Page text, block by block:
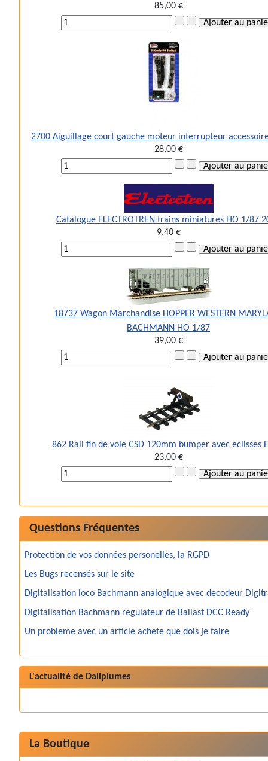
La Boutique
85,00 €
2700 Aiguillage court gauche moteur interrupteur
28,00 €
Catalogue ELECTROTREN trains miniatures HO 1/87
9,40 €
18737 Wagon Marchandise HOPPER WESTERN
BACHMANN HO 1/87
39,00 €
862 Rail fin de voie CSD 120mm bumper avec eclisses
23,00 €
Questions Fréquentes
Protection de vos données personelles, la RGPD
Les Bugs recensés sur le site
Digitalisation loco Bachmann analogique avec decodeur
Digitalisation Bachmann regulateur de Ballast DCC Ready
Un probleme avec un article achete que dois je faire
L'actualité de Daliplumes